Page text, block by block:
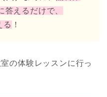
えるだけで、
る ！
の体験レッスンに行っ